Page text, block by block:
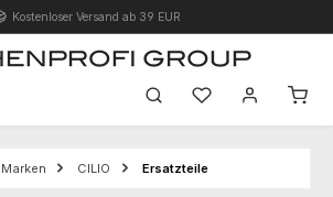
Kostenloser Versand ab 39 EUR
Du hast 0
CILIO Ersatzteile